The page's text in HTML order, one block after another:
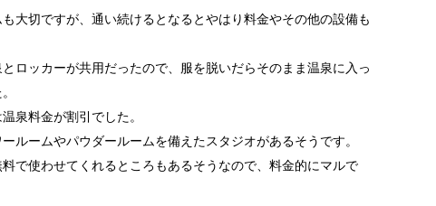
大切ですが、通い続けるとなるとやはり料金やその他の設備も
ロッカーが共用だったので、服を脱いだらそのまま温泉に入っ
泉料金が割引でした。
ルームやパウダールームを備えたスタジオがあるそうです。
で使わせてくれるところもあるそうなので、料金的にマルで